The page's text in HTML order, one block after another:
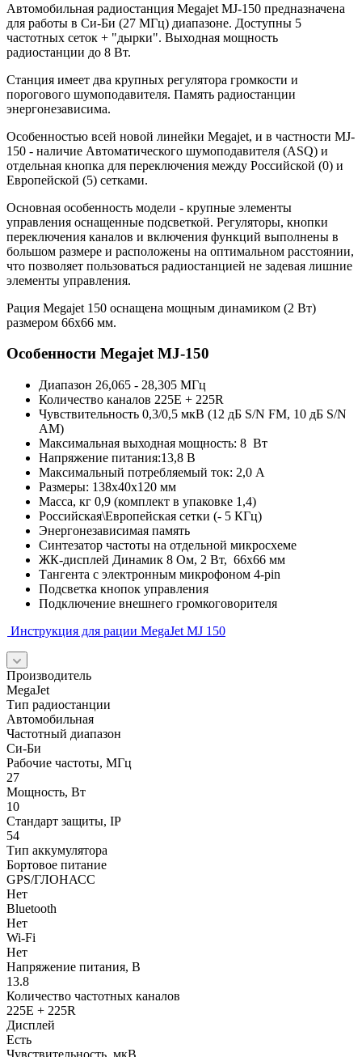
Автомобильная радиостанция Megajet MJ-150 предназначена
для работы в Си-Би (27 МГц) диапазоне. Доступны 5
частотных сеток + "дырки". Выходная мощность
радиостанции до 8 Вт.
Станция имеет два крупных регулятора громкости и
порогового шумоподавителя. Память радиостанции
энергонезависима.
Особенностью всей новой линейки Megajet, и в частности MJ-
150 - наличие Автоматического шумоподавителя (ASQ) и
отдельная кнопка для переключения между Российской (0) и
Европейской (5) сетками.
Основная особенность модели - крупные элементы
управления оснащенные подсветкой. Регуляторы, кнопки
переключения каналов и включения функций выполнены в
большом размере и расположены на оптимальном расстоянии,
что позволяет пользоваться радиостанцией не задевая лишние
элементы управления.
Рация Megajet 150 оснащена мощным динамиком (2 Вт)
размером 66х66 мм.
Особенности Megajet MJ-150
Диапазон 26,065 - 28,305 МГц
Количество каналов 225E + 225R
Чувствительность 0,3/0,5 мкВ (12 дБ S/N FM, 10 дБ S/N
AM)
Максимальная выходная мощность: 8 Вт
Напряжение питания:13,8 В
Максимальный потребляемый ток: 2,0 А
Размеры: 138х40x120 мм
Масса, кг 0,9 (комплект в упаковке 1,4)
Российская\Европейская сетки (- 5 КГц)
Энергонезависимая память
Синтезатор частоты на отдельной микросхеме
ЖК-дисплей Динамик 8 Ом, 2 Вт, 66х66 мм
Тангента с электронным микрофоном 4-pin
Подсветка кнопок управления
Подключение внешнего громкоговорителя
Инструкция для рации MegaJet MJ 150
Производитель
MegaJet
Тип радиостанции
Автомобильная
Частотный диапазон
Си-Би
Рабочие частоты, МГц
27
Мощность, Вт
10
Стандарт защиты, IP
54
Тип аккумулятора
Бортовое питание
GPS/ГЛОНАСС
Нет
Bluetooth
Нет
Wi-Fi
Нет
Напряжение питания, В
13.8
Количество частотных каналов
225E + 225R
Дисплей
Есть
Чувствительность, мкВ